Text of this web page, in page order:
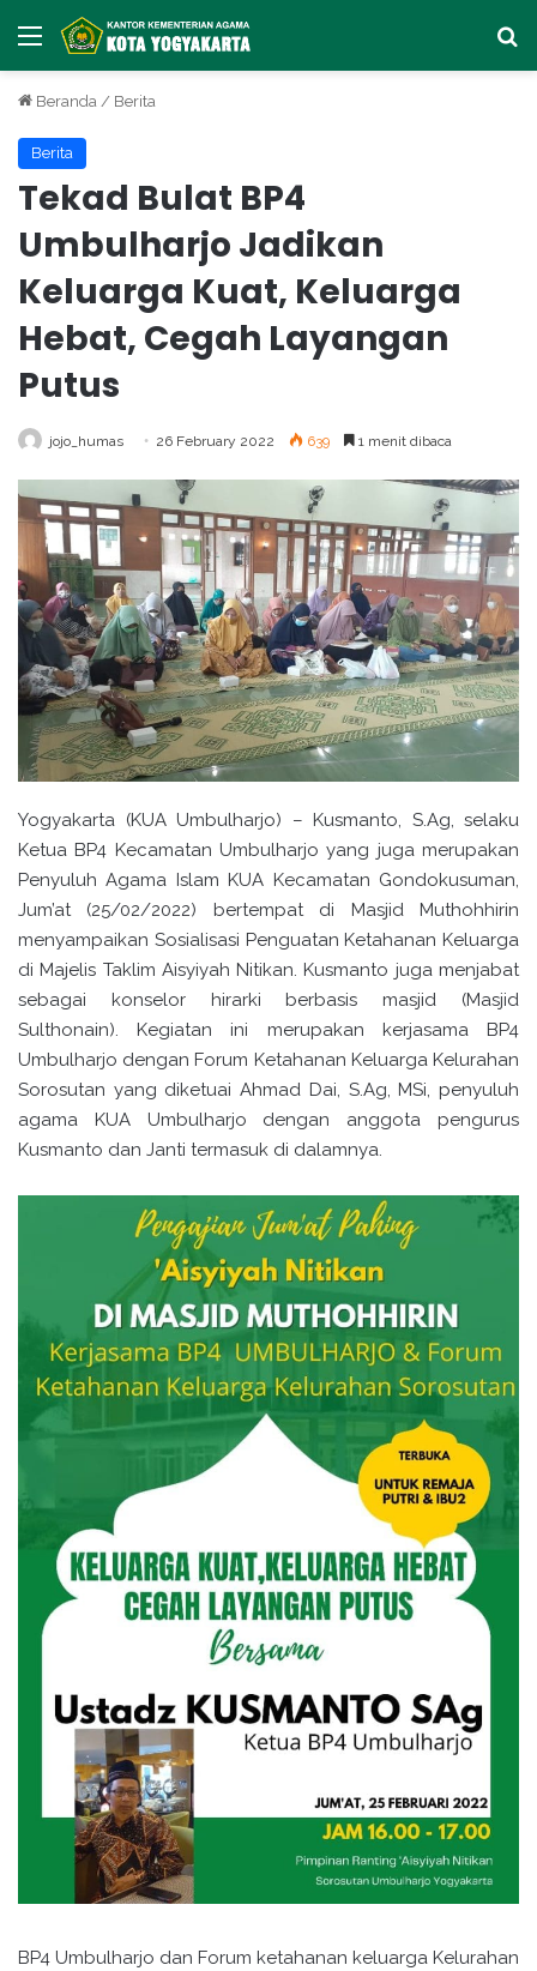
Menu
Beranda / Berita
Berita
Tekad Bulat BP4
Umbulharjo Jadikan
Keluarga Kuat, Keluarga
Hebat, Cegah Layangan
Putus
jojo_humas 26 February 2022 639 1 menit dibaca
Yogyakarta (KUA Umbulharjo) – Kusmanto, S.Ag, selaku
Ketua BP4 Kecamatan Umbulharjo yang juga merupakan
Penyuluh Agama Islam KUA Kecamatan Gondokusuman,
Jum’at (25/02/2022) bertempat di Masjid Muthohhirin
menyampaikan Sosialisasi Penguatan Ketahanan Keluarga
di Majelis Taklim Aisyiyah Nitikan. Kusmanto juga menjabat
sebagai konselor hirarki berbasis masjid (Masjid
Sulthonain). Kegiatan ini merupakan kerjasama BP4
Umbulharjo dengan Forum Ketahanan Keluarga Kelurahan
Sorosutan yang diketuai Ahmad Dai, S.Ag, MSi, penyuluh
agama KUA Umbulharjo dengan anggota pengurus
Kusmanto dan Janti termasuk di dalamnya.
BP4 Umbulharjo dan Forum ketahanan keluarga Kelurahan